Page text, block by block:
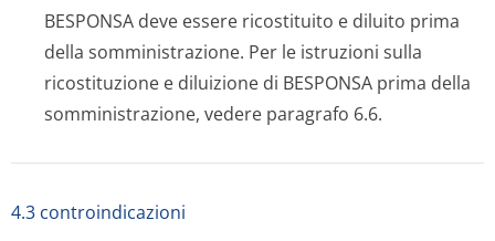
BESPONSA deve essere ricostituito e diluito prima
della somministrazione. Per le istruzioni sulla
ricostituzione e diluizione di BESPONSA prima della
somministrazione, vedere paragrafo 6.6.
4.3 controindicazioni